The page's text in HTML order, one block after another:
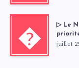
�
▷ Le
juillet